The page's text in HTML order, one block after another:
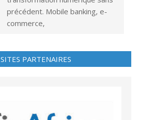
précédent. Mobile banking, e-
commerce,
SITES PARTENAIRES